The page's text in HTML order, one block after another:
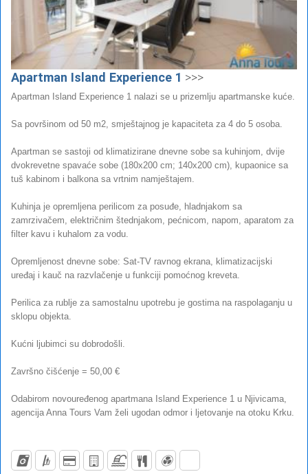
Apartman Island Experience 1 >>>
Apartman Island Experience 1 nalazi se u prizemlju apartmanske kuće.
Sa površinom od 50 m2, smještajnog je kapaciteta za 4 do 5 osoba.
Apartman se sastoji od klimatizirane dnevne sobe sa kuhinjom, dvije
dvokrevetne spavaće sobe (180x200 cm; 140x200 cm), kupaonice sa
tuš kabinom i balkona sa vrtnim namještajem.
Kuhinja je opremljena perilicom za posuđe, hladnjakom sa
zamrzivačem, električnim štednjakom, pećnicom, napom, aparatom za
filter kavu i kuhalom za vodu.
Opremljenost dnevne sobe: Sat-TV ravnog ekrana, klimatizacijski
uređaj i kauč na razvlačenje u funkciji pomoćnog kreveta.
Perilica za rublje za samostalnu upotrebu je gostima na raspolaganju u
sklopu objekta.
Kućni ljubimci su dobrodošli.
Završno čišćenje = 50,00 €
Odabirom novouređenog apartmana Island Experience 1 u Njivicama,
agencija Anna Tours Vam želi ugodan odmor i ljetovanje na otoku Krku.